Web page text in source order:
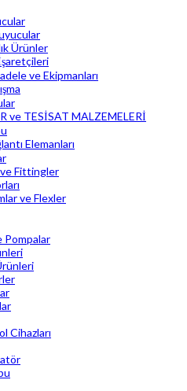
Ürünler
ve Ekipmanları
ve TESİSAT MALZEMELERİ
Elemanları
Fittingler
ve Flexler
Pompalar
Cihazları